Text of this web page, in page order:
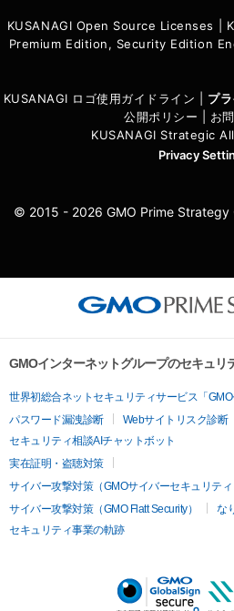
KUSANAGI Open Source Licenses
Premium Edition, Security Edition
KUSANAGI ロゴ使用ガイドライン プ
公開ポリシー
お
KUSANAGI Strategic
Privacy
© 2015 - 2026 GMO Prime Strategy
GMOインターネットグループのセキュリ
世界初総合ネットセキュリティサービス「GMO
パスワード漏洩診断
Webサイトリスク診断
セキュリティ相談AIチャットボット
実在証明・盗聴対策
サイバー攻撃対策（GMOサイバーセキュリティ
サイバー攻撃対策（GMO Flatt Security）
な
セキュリティ事業の軌跡